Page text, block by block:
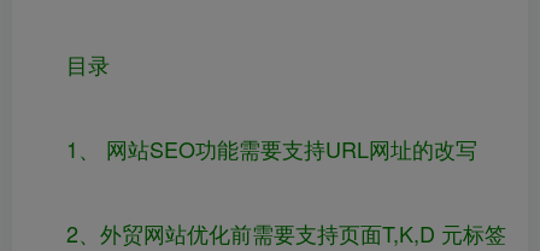
目录
1、 网站SEO功能需要支持URL网址的改写
2、外贸网站优化前需要支持页面T,K,D 元标签